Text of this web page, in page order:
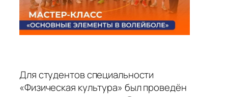
Для студентов специальности
«Физическая культура» был проведён